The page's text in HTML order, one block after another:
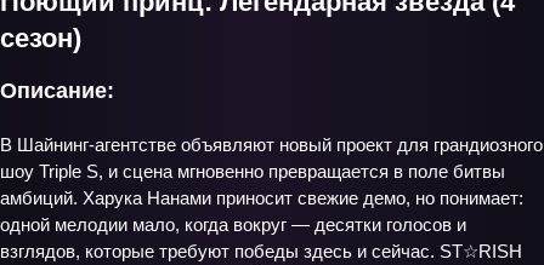
сезон)
Описание:
В Шайнинг-агентстве объявляют новый проект для грандиозного
шоу Triple S, и сцена мгновенно превращается в поле битвы
амбиций. Харука Нанами приносит свежие демо, но понимает:
одной мелодии мало, когда вокруг — десятки голосов и
взглядов, которые требуют победы здесь и сейчас. ST☆RISH